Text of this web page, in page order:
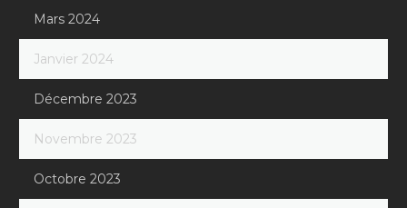
Mars 2024
Janvier 2024
Décembre 2023
Novembre 2023
Octobre 2023